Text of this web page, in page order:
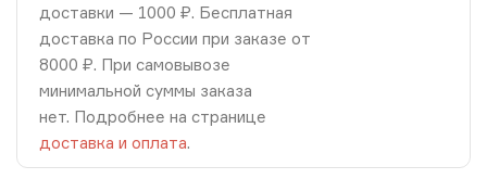
доставки — 1000 ₽. Бесплатная
доставка по России при заказе от
8000 ₽. При самовывозе
минимальной суммы заказа
нет. Подробнее на странице
доставка и оплата.